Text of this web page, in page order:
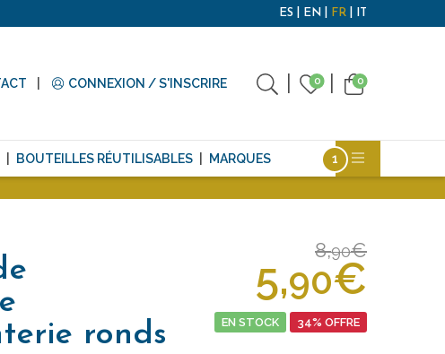
ES EN FR IT
CONNEXION / S'INSCRIRE 0 0
BOUTEILLES RÉUTILISABLES MARQUES
ronds
8,90€
5,90€
EN STOCK 34% OFFRE